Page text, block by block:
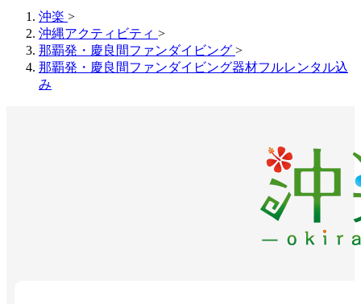
沖楽 >
沖縄アクティビティ >
那覇発・慶良間ファンダイビング >
那覇発・慶良間ファンダイビング器材フルレンタル込
み